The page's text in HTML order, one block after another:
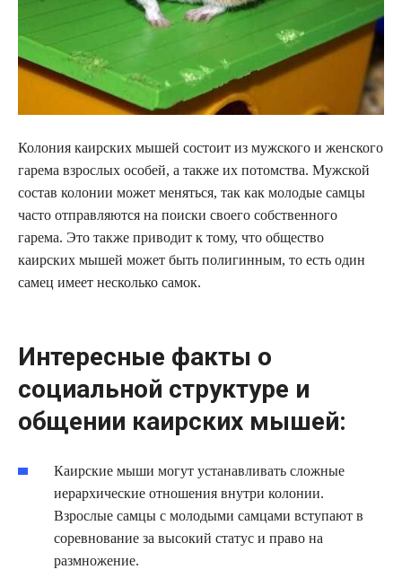
Колония каирских мышей состоит из мужского и женского
гарема взрослых особей, а также их потомства. Мужской
состав колонии может меняться, так как молодые самцы
часто отправляются на поиски своего собственного
гарема. Это также приводит к тому, что общество
каирских мышей может быть полигинным, то есть один
самец имеет несколько самок.
Интересные факты о
социальной структуре и
общении каирских мышей:
Каирские мыши могут устанавливать сложные
иерархические отношения внутри колонии.
Взрослые самцы с молодыми самцами вступают в
соревнование за высокий статус и право на
размножение.